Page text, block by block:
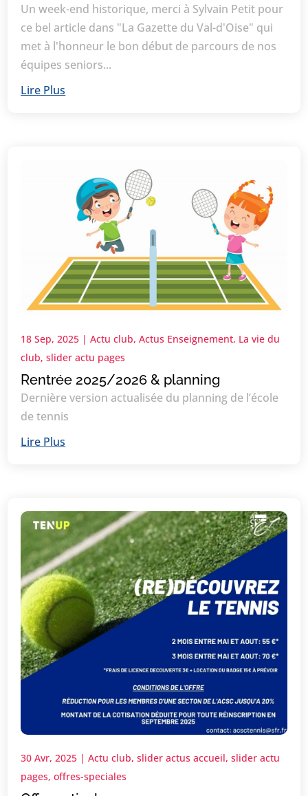
Un week-end historique, merci à Sylvain Petit pour
ce bel article dans "La Gazette du Val-d'Oise" qui
met à l'honneur le bon début de parcours de nos
équipes seniors...
Lire Plus
Rentrée 2025/2026 & planning
18 Sep, 2025 |Actu club,Actus Enseignement, La vie du
club,slider actu pages
Dernière version actualisée du planning de l’école
de tennis
Lire Plus
30 Avr, 2025 |Actu club,slider actus accueil,slider actu
pages,offres-speciales